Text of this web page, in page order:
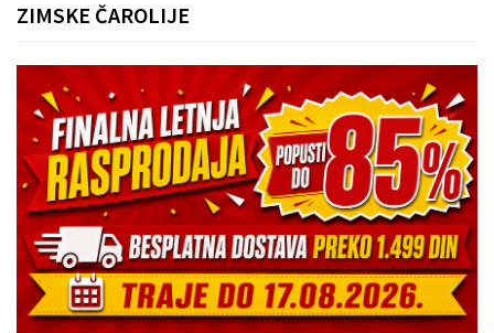
ZIMSKE ČAROLIJE